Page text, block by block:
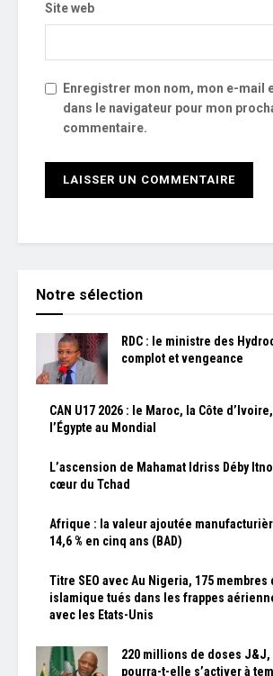
Site web
Enregistrer mon nom, mon e-mail
dans le navigateur pour mon
commentaire.
Notre sélection
RDC : le ministre des
complot et vengeance
CAN U17 2026 : le Maroc, la Côte
l’Égypte au Mondial
L’ascension de Mahamat Idriss Déby
cœur du Tchad
Afrique : la valeur ajoutée
14,6 % en cinq ans (BAD)
Titre SEO avec Au Nigeria, 175 membres
islamique tués dans les frappes
avec les Etats-Unis
220 millions de doses J&J,
pourra-t-elle s’activer à